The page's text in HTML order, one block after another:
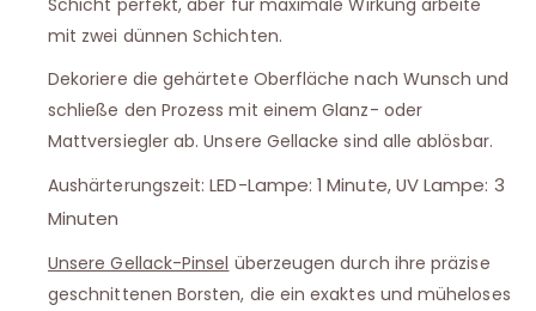
mit zwei dünnen Schichten.
Dekoriere die gehärtete Oberfläche nach Wunsch und
schließe den Prozess mit einem Glanz- oder
Mattversiegler ab. Unsere Gellacke sind alle ablösbar.
Aushärterungszeit:LED-Lampe: 1 Minute, UV Lampe: 3
Minuten
Unsere Gellack-Pinsel überzeugen durch ihre präzise
geschnittenen Borsten, die ein exaktes und müheloses